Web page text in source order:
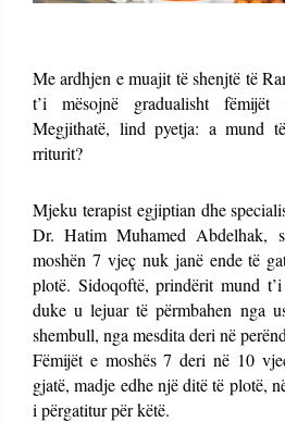
Me ardhjen e muajit të shenjtë të
t’i mësojnë gradualisht
Megjithatë, lind pyetja: a mund
rriturit?
Mjeku terapist egjiptian dhe
Dr. Hatim Muhamed Abdelhak,
moshën 7 vjeç nuk janë ende të
plotë. Sidoqoftë, prindërit mund
duke u lejuar të përmbahen nga
shembull, nga mesdita deri në
Fëmijët e moshës 7 deri në 10
gjatë, madje edhe një ditë të plotë,
i përgatitur për këtë.